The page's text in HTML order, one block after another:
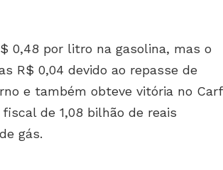
0,48 por litro na gasolina, mas o
R$ 0,04 devido ao repasse de
e também obteve vitória no Carf
de 1,08 bilhão de reais
gás.